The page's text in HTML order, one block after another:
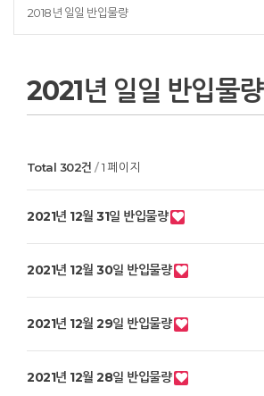
2018년 일일 반입물량
2021년 일일 반입물량
Total 302건 1 페이지
2021년 12월 31일 반입물량
2021년 12월 30일 반입물량
2021년 12월 29일 반입물량
2021년 12월 28일 반입물량